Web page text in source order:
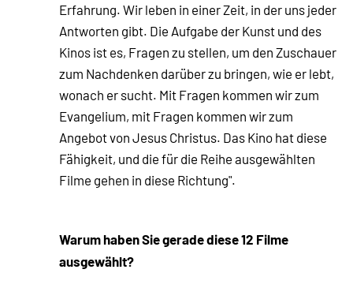
Erfahrung. Wir leben in einer Zeit, in der uns jeder
Antworten gibt. Die Aufgabe der Kunst und des
Kinos ist es, Fragen zu stellen, um den Zuschauer
zum Nachdenken darüber zu bringen, wie er lebt,
wonach er sucht. Mit Fragen kommen wir zum
Evangelium, mit Fragen kommen wir zum
Angebot von Jesus Christus. Das Kino hat diese
Fähigkeit, und die für die Reihe ausgewählten
Filme gehen in diese Richtung".
Warum haben Sie gerade diese 12 Filme
ausgewählt?